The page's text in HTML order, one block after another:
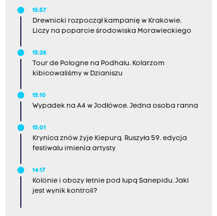
15:57
Drewnicki rozpoczął kampanię w Krakowie.
Liczy na poparcie środowiska Morawieckiego
15:28
Tour de Pologne na Podhalu. Kolarzom
kibicowaliśmy w Dzianiszu
15:10
Wypadek na A4 w Jodłówce. Jedna osoba ranna
15:01
Krynica znów żyje Kiepurą. Ruszyła 59. edycja
festiwalu imienia artysty
14:17
Kolonie i obozy letnie pod lupą Sanepidu. Jaki
jest wynik kontroli?